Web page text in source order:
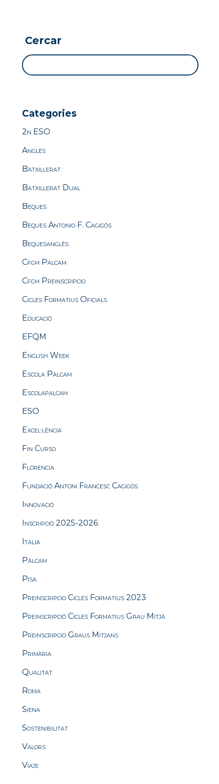
Cercar
Categories
2n ESO
Anglès
Batxillerat
Batxillerat Dual
Beques
Beques Antonio F. Cagigós
Bequesanglès
Cfgm Palcam
Cfgm Preinscripcio
Cicles Formatius Oficials
Educació
EFQM
English Week
Escola Pàlcam
Escolapalcam
ESO
Excel·lència
Fin Curso
Florencia
Fundació Antoni Francesc Cagigós
Innovació
Inscripció 2025-2026
Italia
Pàlcam
Pisa
Preinscripcio Cicles Formatius 2023
Preinscripció Cicles Formatius Grau Mitjà
Preinscripcio Graus Mitjans
Primària
Qualitat
Roma
Siena
Sostenibilitat
Valors
Viaje